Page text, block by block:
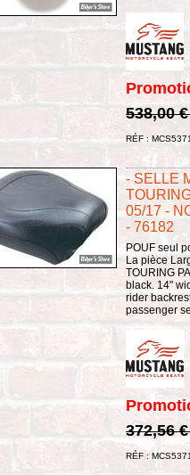
538,00
RÉF :
- SELLE
05/17 -
- 76182
POUF seul
La pièce
TOURING
black. 14"
rider
passenger
372,56
RÉF :